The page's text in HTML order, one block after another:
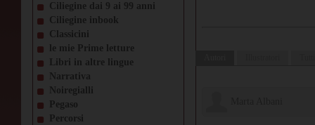
Ciliegine dai 9 ai 99 anni
Ciliegine inbook
Classicini
le mie Prime letture
Libri in altre lingue
Narrativa
Noiregialli
Pegaso
Percorsi